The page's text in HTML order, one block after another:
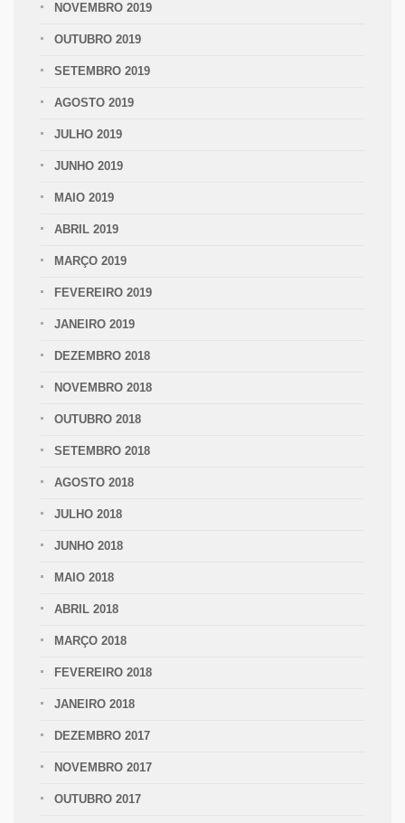
NOVEMBRO 2019
OUTUBRO 2019
SETEMBRO 2019
AGOSTO 2019
JULHO 2019
JUNHO 2019
MAIO 2019
ABRIL 2019
MARÇO 2019
FEVEREIRO 2019
JANEIRO 2019
DEZEMBRO 2018
NOVEMBRO 2018
OUTUBRO 2018
SETEMBRO 2018
AGOSTO 2018
JULHO 2018
JUNHO 2018
MAIO 2018
ABRIL 2018
MARÇO 2018
FEVEREIRO 2018
JANEIRO 2018
DEZEMBRO 2017
NOVEMBRO 2017
OUTUBRO 2017